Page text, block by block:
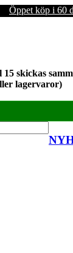
Öppet köp i 60
skickas
lagervaror)